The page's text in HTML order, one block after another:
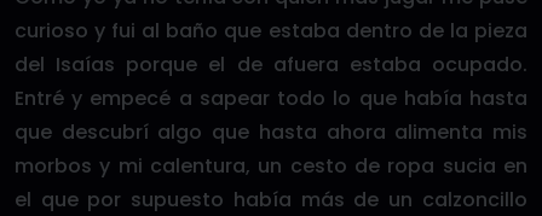
curioso y fui al baño que estaba dentro de la pieza
del Isaías porque el de afuera estaba ocupado.
Entré y empecé a sapear todo lo que había hasta
que descubrí algo que hasta ahora alimenta mis
morbos y mi calentura, un cesto de ropa sucia en
el que por supuesto había más de un calzoncillo